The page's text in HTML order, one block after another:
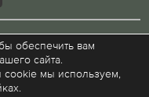
носит исключительно
является публичной
обеспечить вам
сайта.
мы используем,